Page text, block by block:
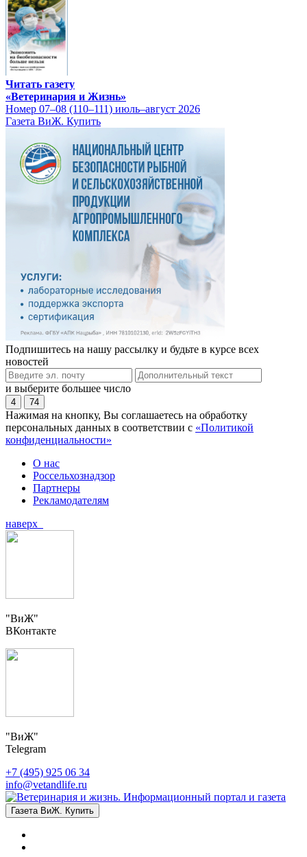
Читать газету
«Ветеринария и Жизнь»
Номер 07–08 (110–111) июль–август 2026
Газета ВиЖ. Купить
Подпишитесь на нашу рассылку и будьте в курсе всех
новостей
и выберите большее число
4 74
Нажимая на кнопку, Вы соглашаетесь на обработку
персональных данных в соответствии с «Политикой
конфиденциальности»
О нас
Россельхознадзор
Партнеры
Рекламодателям
наверх
"ВиЖ"
ВКонтакте
"ВиЖ"
Telegram
+7 (495) 925 06 34
info@vetandlife.ru
Газета ВиЖ. Купить